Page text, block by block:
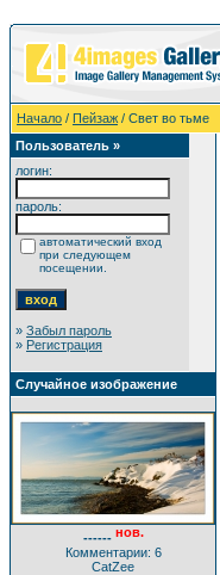
Начало / Пейзаж / Свет во тьме
Пользователь »
логин:
пароль:
автоматический вход
при следующем
посещении.
» Забыл пароль
» Регистрация
Случайное изображение
------ нов.
Комментарии: 6
CatZee